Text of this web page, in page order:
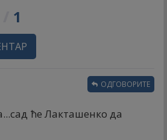
1
ће Лакташенко да
ОДГОВОРИТЕ